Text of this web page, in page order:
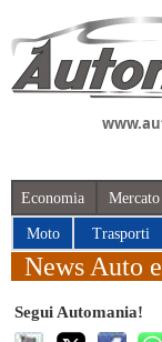
Economia Mercato
Moto Trasporti
News Auto
Segui Automania!